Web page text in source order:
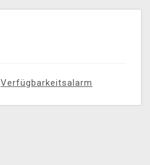
Verfügbarkeitsalarm